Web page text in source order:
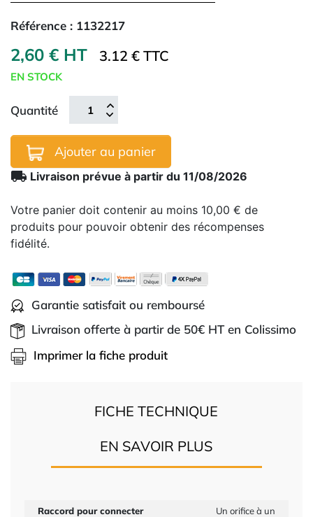
Référence : 1132217
2,60 € HT 3.12 € TTC
EN STOCK
Quantité
Ajouter au panier
local_shipping Livraison prévue à partir du 11/08/2026
Votre panier doit contenir au moins 10,00 € de
produits pour pouvoir obtenir des récompenses
fidélité.
Garantie satisfait ou remboursé
Livraison offerte à partir de 50€ HT en Colissimo
Imprimer la fiche produit
FICHE TECHNIQUE
EN SAVOIR PLUS
Raccord pour connecter
Un orifice à un